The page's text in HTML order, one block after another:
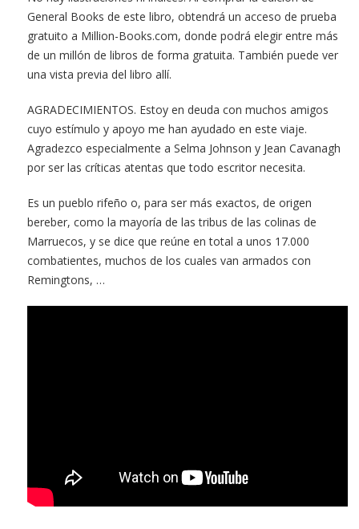
General Books de este libro, obtendrá un acceso de prueba
gratuito a Million-Books.com, donde podrá elegir entre más
de un millón de libros de forma gratuita. También puede ver
una vista previa del libro allí.
AGRADECIMIENTOS. Estoy en deuda con muchos amigos
cuyo estímulo y apoyo me han ayudado en este viaje.
Agradezco especialmente a Selma Johnson y Jean Cavanagh
por ser las críticas atentas que todo escritor necesita.
Es un pueblo rifeño o, para ser más exactos, de origen
bereber, como la mayoría de las tribus de las colinas de
Marruecos, y se dice que reúne en total a unos 17.000
combatientes, muchos de los cuales van armados con
Remingtons, …